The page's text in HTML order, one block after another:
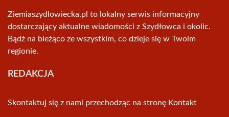
Ziemiaszydlowiecka.pl to lokalny serwis informacyjny
dostarczający aktualne wiadomości z Szydłowca i okolic.
Bądź na bieżąco ze wszystkim, co dzieje się w Twoim
regionie.
REDAKCJA
Skontaktuj się z nami przechodząc na stronę Kontakt